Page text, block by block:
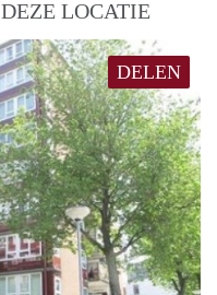
LOCATIE
DELEN